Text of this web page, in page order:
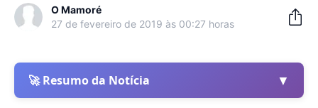
O Mamoré
27 de fevereiro de 2019 às 00:27 horas
🚀 Resumo da Notícia ▼